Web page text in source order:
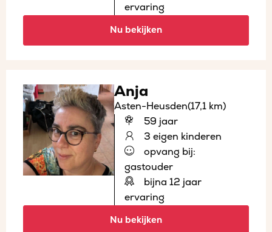
ervaring
Nu bekijken
Anja
Asten-Heusden(17,1 km)
59 jaar
3 eigen kinderen
opvang bij:
gastouder
bijna 12 jaar
ervaring
Nu bekijken